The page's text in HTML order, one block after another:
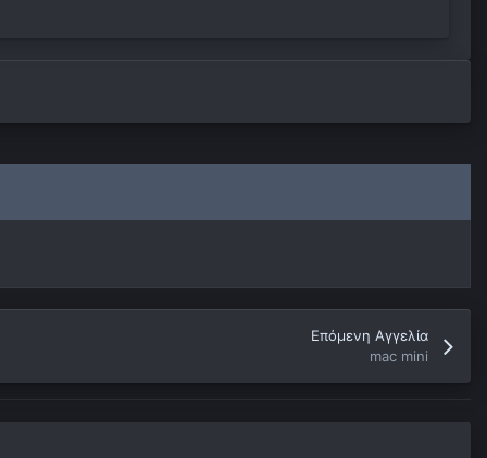
Επόμενη Αγγελία
mac mini